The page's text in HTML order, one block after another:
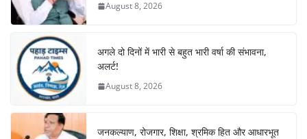
August 8, 2026
अगले दो दिनों में भारी से बहुत भारी वर्षा की संभावना,
अलर्ट!
August 8, 2026
जनकल्याण, रोजगार, शिक्षा, श्रमिक हित और आधारभूत